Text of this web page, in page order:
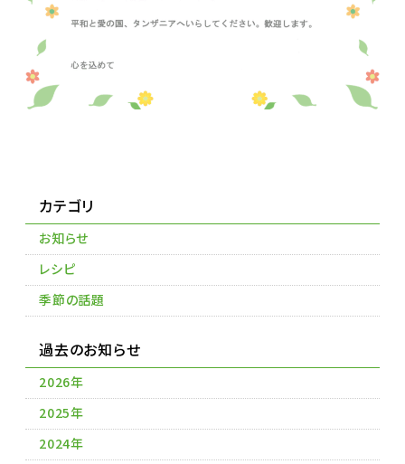
カテゴリ
お知らせ
レシピ
季節の話題
過去のお知らせ
2026年
2025年
2024年